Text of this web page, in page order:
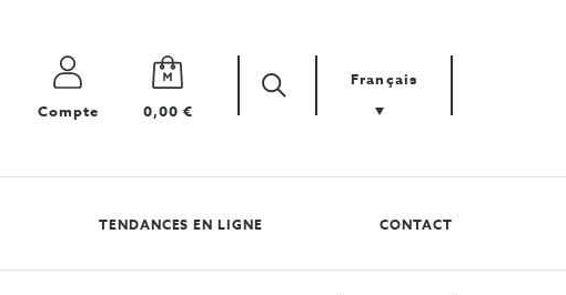
Compte 0,00 €
Cherchez
votre
Zoek Français
TENDANCES EN LIGNE CONTACT